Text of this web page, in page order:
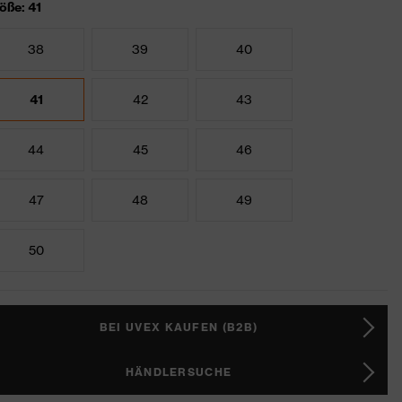
41
38 39 40
41 42 43
44 45 46
47 48 49
50
BEI UVEX KAUFEN (B2B)
HÄNDLERSUCHE